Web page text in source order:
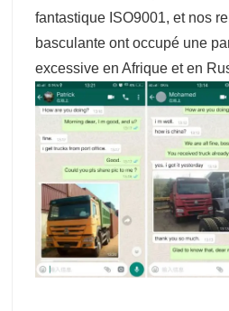
fantastique ISO9001, et nos
basculante ont occupé une
excessive en Afrique et en